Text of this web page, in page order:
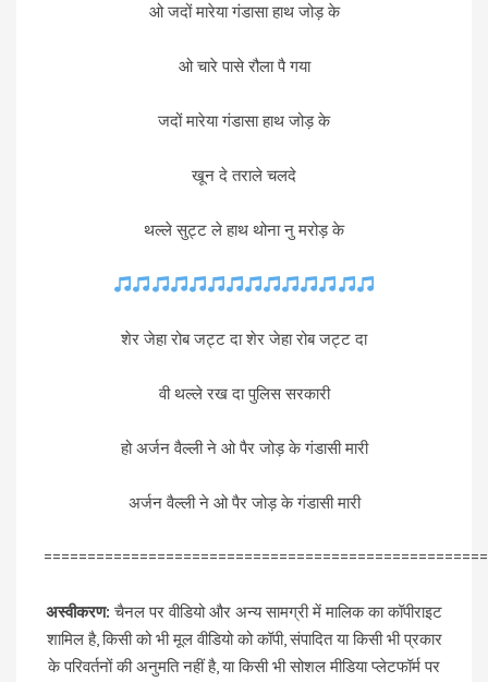
ओ जदों मारेया गंडासा हाथ जोड़ के
ओ चारे पासे रौला पै गया
जदों मारेया गंडासा हाथ जोड़ के
खून दे तराले चलदे
थल्ले सुट्ट ले हाथ थोना नु मरोड़ के
शेर जेहा रोब जट्ट दा शेर जेहा रोब जट्ट दा
वी थल्ले रख दा पुलिस सरकारी
हो अर्जन वैल्ली ने ओ पैर जोड़ के गंडासी मारी
अर्जन वैल्ली ने ओ पैर जोड़ के गंडासी मारी
अस्वीकरण: चैनल पर वीडियो और अन्य सामग्री में मालिक का कॉपीराइट
शामिल है, किसी को भी मूल वीडियो को कॉपी, संपादित या किसी भी प्रकार
के परिवर्तनों की अनुमति नहीं है, या किसी भी सोशल मीडिया प्लेटफॉर्म पर